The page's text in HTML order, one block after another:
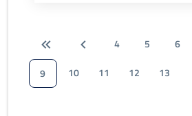
4 5 6
9
10 11 12 13